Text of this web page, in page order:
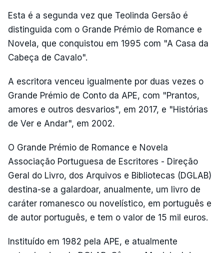
Esta é a segunda vez que Teolinda Gersão é
distinguida com o Grande Prémio de Romance e
Novela, que conquistou em 1995 com "A Casa da
Cabeça de Cavalo".
A escritora venceu igualmente por duas vezes o
Grande Prémio de Conto da APE, com "Prantos,
amores e outros desvarios", em 2017, e "Histórias
de Ver e Andar", em 2002.
O Grande Prémio de Romance e Novela
Associação Portuguesa de Escritores - Direção
Geral do Livro, dos Arquivos e Bibliotecas (DGLAB)
destina-se a galardoar, anualmente, um livro de
caráter romanesco ou novelístico, em português e
de autor português, e tem o valor de 15 mil euros.
Instituído em 1982 pela APE, e atualmente